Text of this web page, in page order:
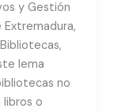
y Gestión
lema
no
libros o